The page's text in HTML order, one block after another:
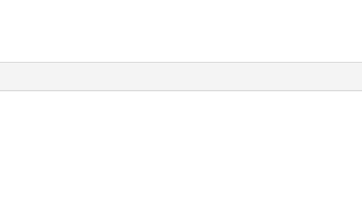
in
Folie